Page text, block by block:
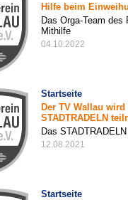
Hilfe beim
Das Orga-Team
Mithilfe
04.10.2022
Startseite
Der TV Wallau
STADTRADELN
Das
12.08.2021
Startseite